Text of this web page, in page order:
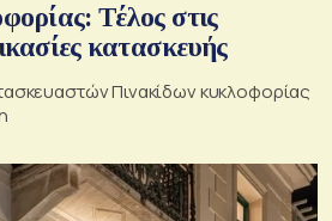
Τέλος στις
κατασκευής
Πινακίδων κυκλοφορίας